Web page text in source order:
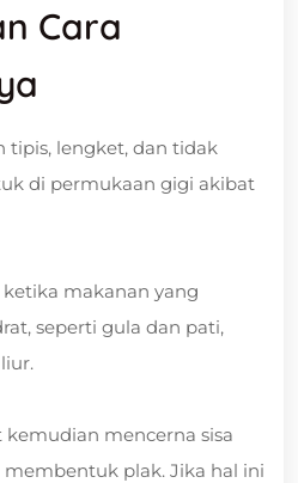
Cara
tipis, lengket, dan tidak
di permukaan gigi akibat
makanan yang
seperti gula dan pati,
mencerna sisa
plak. Jika hal ini